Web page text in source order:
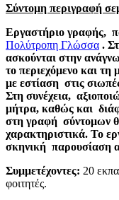
Σύντομη περιγραφή
Εργαστήριο γραφής,
Πολύτροπη Γλώσσα .
ασκούνται στην
το περιεχόμενο και
με εστίαση στις
Στη συνέχεια,
μήτρα, καθώς και
στη γραφή σύντομων
χαρακτηριστικά. Το
σκηνική παρουσίαση
Συμμετέχοντες: 20
φοιτητές.